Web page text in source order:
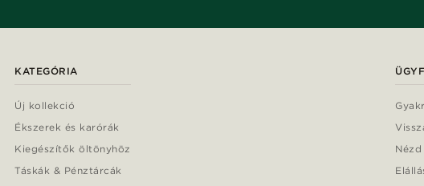
KATEGÓRIA
Új kollekció
Ékszerek és karórák
Kiegészítők öltönyhöz
Táskák & Pénztárcák